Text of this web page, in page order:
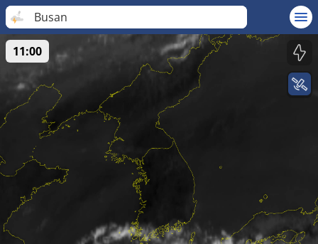
Busan
11:00